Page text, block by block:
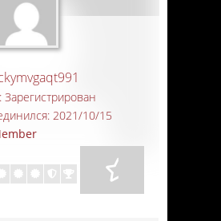
Зарегистрирован
2021/10/15